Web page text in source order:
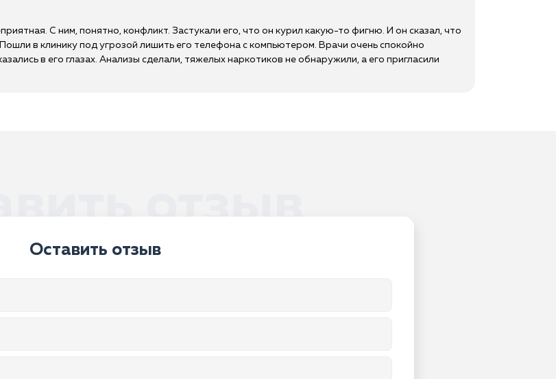
С ним, понятно, конфликт. Застукали его, что он курил какую-то фигню. И он сказал, что
в клинику под угрозой лишить его телефона с компьютером. Врачи очень спокойно
в его глазах. Анализы сделали, тяжелых наркотиков не обнаружили, а его пригласили
отзыв
Оставить отзыв